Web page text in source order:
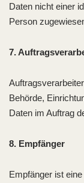
Daten nicht einer
Person
7.
Behörde,
Daten im Auftrag
8. Empfänger
Empfänger ist